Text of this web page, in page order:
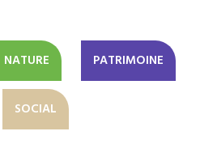
NATURE PATRIMOINE
SOCIAL